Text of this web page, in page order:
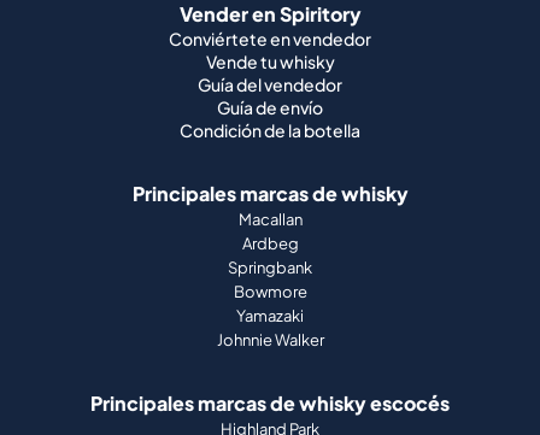
Vender en Spiritory
Conviértete en vendedor
Vende tu whisky
Guía del vendedor
Guía de envío
Condición de la botella
Principales marcas de whisky
Macallan
Ardbeg
Springbank
Bowmore
Yamazaki
Johnnie Walker
Principales marcas de whisky escocés
Highland Park